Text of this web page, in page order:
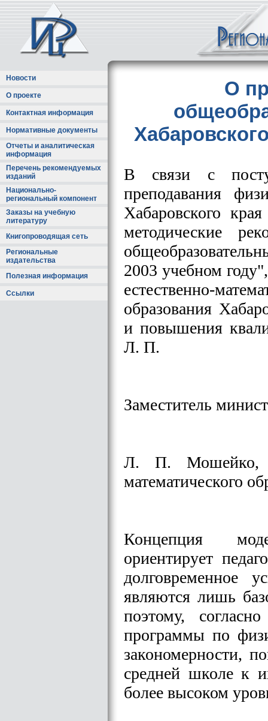
Новости
О проекте
Контактная информация
Нормативные документы
Отчеты и аналитическая
информация
Перечень рекомендуемых
изданий
Национально-
региональный компонент
Заказы на учебную
литературу
Книгопроводящая сеть
Региональные
издательства
Полезная информация
Ссылки
О
В связи с
преподавания
Хабаровского
методические
2003 учебном
естественно-
образования
и повышения
Л. П.
Заместитель
Л. П. Мошейко,
математического
Концепция
ориентирует
долговременное
являются лишь
поэтому,
программы по
закономерности,
средней школе к
более высоком